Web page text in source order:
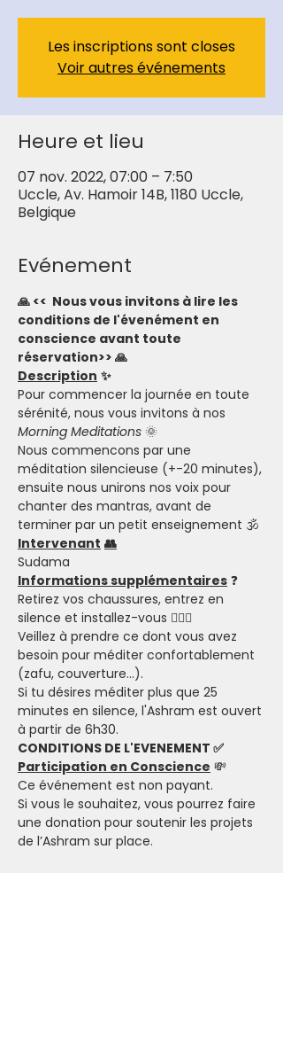
Les inscriptions sont closes
Voir autres événements
Heure et lieu
07 nov. 2022, 07:00 – 7:50
Uccle, Av. Hamoir 14B, 1180 Uccle,
Belgique
Evénement
🙏 <<  Nous vous invitons à lire les
conditions de l'évenément en
conscience avant toute
réservation>> 🙏
Description ✨
Pour commencer la journée en toute
sérénité, nous vous invitons à nos
Morning Meditations 🌞
Nous commencons par une
méditation silencieuse (+-20 minutes),
ensuite nous unirons nos voix pour
chanter des mantras, avant de
terminer par un petit enseignement 🕉
Intervenant 👥
Sudama
Informations supplémentaires ❓
Retirez vos chaussures, entrez en
silence et installez-vous 🧘🏽‍♂️
Veillez à prendre ce dont vous avez
besoin pour méditer confortablement
(zafu, couverture...).
Si tu désires méditer plus que 25
minutes en silence, l'Ashram est ouvert
à partir de 6h30.
CONDITIONS DE L'EVENEMENT ✅
Participation en Conscience 💸
Ce événement est non payant.
Si vous le souhaitez, vous pourrez faire
une donation pour soutenir les projets
de l’Ashram sur place.